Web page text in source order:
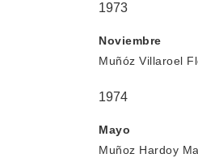
1973
Noviembre
Muñóz Villaroel
1974
Mayo
Muñoz Hardoy